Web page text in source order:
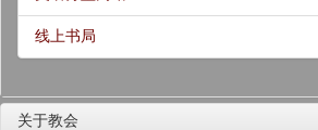
线上书局
关于教会